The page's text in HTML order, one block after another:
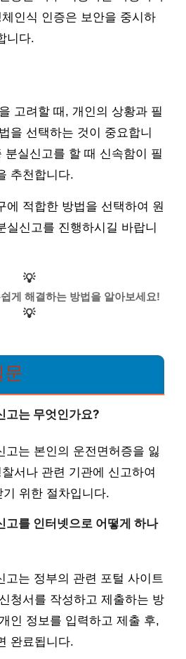
인식 인증은 보안을 중시하
니다.
고려할 때, 개인의 상황과 필
을 선택하는 것이 중요합니
분실신고를 할 때 신속함이 필
추천합니다.
에 적합한 방법을 선택하여 원
실신고를 진행하시길 바랍니
💡
게 해결하는 방법을 알아보세요!
💡
문
고는 무엇인가요?
고는 본인의 운전면허증을 잃
서나 관련 기관에 신고하여
위한 절차입니다.
고를 인터넷으로 어떻게 하나
고는 정부의 관련 포털 사이트
청서를 작성하고 제출하는 방
인 정보를 입력하고 제출 후,
완료됩니다.